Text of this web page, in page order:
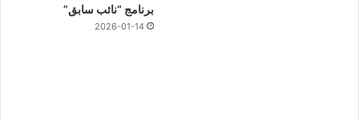
برنامج “نائب سابق”
2026-01-14